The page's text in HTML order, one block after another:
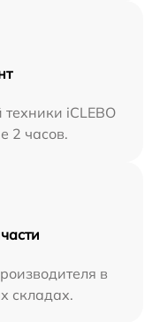
iCLEBO
2 часов.
в
складах.